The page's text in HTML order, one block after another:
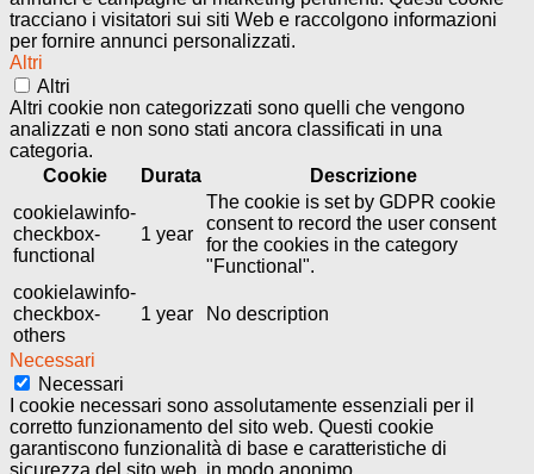
tracciano i visitatori sui siti Web e raccolgono informazioni
per fornire annunci personalizzati.
Altri
Altri
Altri cookie non categorizzati sono quelli che vengono
analizzati e non sono stati ancora classificati in una
categoria.
Cookie
Durata
Descrizione
cookielawinfo-
checkbox-
functional
1 year
The cookie is set by GDPR cookie
consent to record the user consent
for the cookies in the category
"Functional".
cookielawinfo-
checkbox-
others
1 year No description
Necessari
Necessari
I cookie necessari sono assolutamente essenziali per il
corretto funzionamento del sito web. Questi cookie
garantiscono funzionalità di base e caratteristiche di
sicurezza del sito web, in modo anonimo.